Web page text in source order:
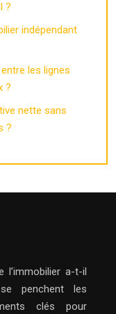
?
indépendant
les lignes
?
nette sans
?
a-t-il
penchent les
clés pour